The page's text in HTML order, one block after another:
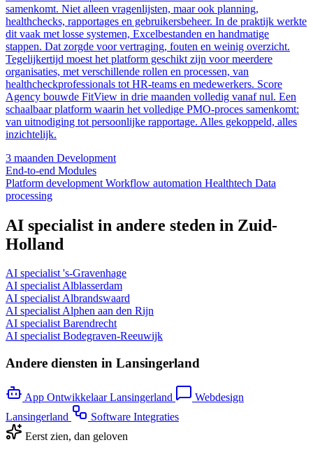
samenkomt. Niet alleen vragenlijsten, maar ook planning,
healthchecks, rapportages en gebruikersbeheer. In de praktijk werkte
dit vaak met losse systemen, Excelbestanden en handmatige
stappen. Dat zorgde voor vertraging, fouten en weinig overzicht.
Tegelijkertijd moest het platform geschikt zijn voor meerdere
organisaties, met verschillende rollen en processen, van
healthcheckprofessionals tot HR-teams en medewerkers. Score
Agency bouwde FitView in drie maanden volledig vanaf nul. Een
schaalbaar platform waarin het volledige PMO-proces samenkomt:
van uitnodiging tot persoonlijke rapportage. Alles gekoppeld, alles
inzichtelijk.
3 maanden Development
End-to-end Modules
Platform development Workflow automation Healthtech Data
processing
AI specialist in andere steden in Zuid-
Holland
AI specialist 's-Gravenhage
AI specialist Alblasserdam
AI specialist Albrandswaard
AI specialist Alphen aan den Rijn
AI specialist Barendrecht
AI specialist Bodegraven-Reeuwijk
Andere diensten in Lansingerland
App Ontwikkelaar Lansingerland
Webdesign
Lansingerland
Software Integraties
Eerst zien, dan geloven